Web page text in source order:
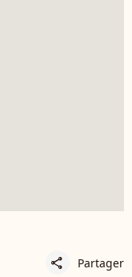
share Partager